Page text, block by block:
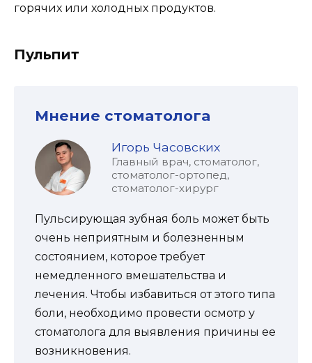
горячих или холодных продуктов.
Пульпит
Мнение стоматолога
Игорь Часовских
Главный врач, стоматолог,
стоматолог-ортопед,
стоматолог-хирург
Пульсирующая зубная боль может быть
очень неприятным и болезненным
состоянием, которое требует
немедленного вмешательства и
лечения. Чтобы избавиться от этого типа
боли, необходимо провести осмотр у
стоматолога для выявления причины ее
возникновения.